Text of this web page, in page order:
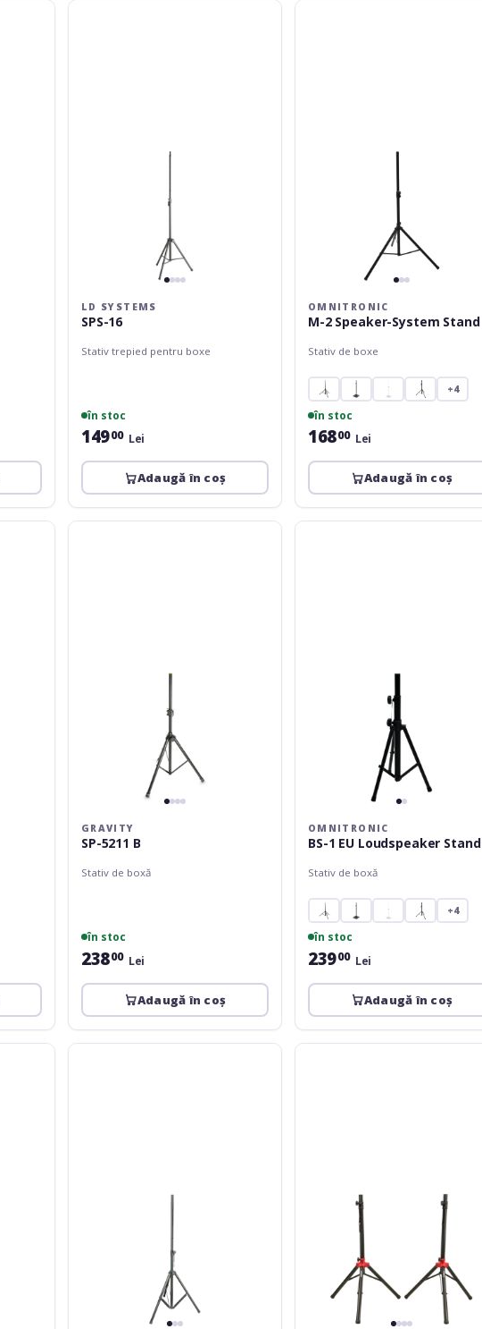
LD
LD SYSTEMS
SPS-16
Stativ trepied pentru boxe
în stoc
14900 Lei
Adaugă în coș
Omnitronic
OMNITRONIC
M-2 Speaker-System Stand
Stativ de boxe
+4
în stoc
16800 Lei
Adaugă în coș
Gravity
GRAVITY
SP-5211 B
Stativ de boxă
în stoc
23800 Lei
Adaugă în coș
Omnitronic
OMNITRONIC
BS-1 EU Loudspeaker Stand
Stativ de boxă
+4
în stoc
23900 Lei
Adaugă în coș
Adam
Fender